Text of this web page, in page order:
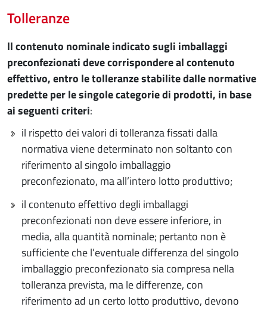
Tolleranze
ll contenuto nominale indicato sugli imballaggi
preconfezionati deve corrispondere al contenuto
effettivo, entro le tolleranze stabilite dalle normative
predette per le singole categorie di prodotti, in base
ai seguenti criteri:
il rispetto dei valori di tolleranza fissati dalla
normativa viene determinato non soltanto con
riferimento al singolo imballaggio
preconfezionato, ma all’intero lotto produttivo;
il contenuto effettivo degli imballaggi
preconfezionati non deve essere inferiore, in
media, alla quantità nominale; pertanto non è
sufficiente che l’eventuale differenza del singolo
imballaggio preconfezionato sia compresa nella
tolleranza prevista, ma le differenze, con
riferimento ad un certo lotto produttivo, devono